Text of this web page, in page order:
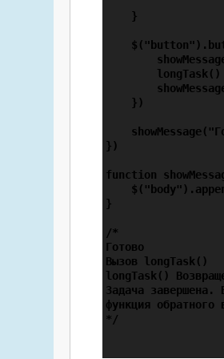
    }
        longTask()
    })
})
function
}
/*
Готово
Вызов longTask()
longTask()
Задача
функция обратного
*/